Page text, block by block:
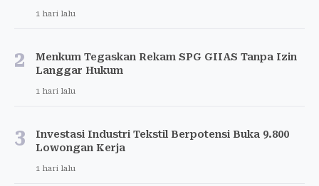
1 hari lalu
2
Menkum Tegaskan Rekam SPG GIIAS Tanpa Izin
Langgar Hukum
1 hari lalu
3
Investasi Industri Tekstil Berpotensi Buka 9.800
Lowongan Kerja
1 hari lalu